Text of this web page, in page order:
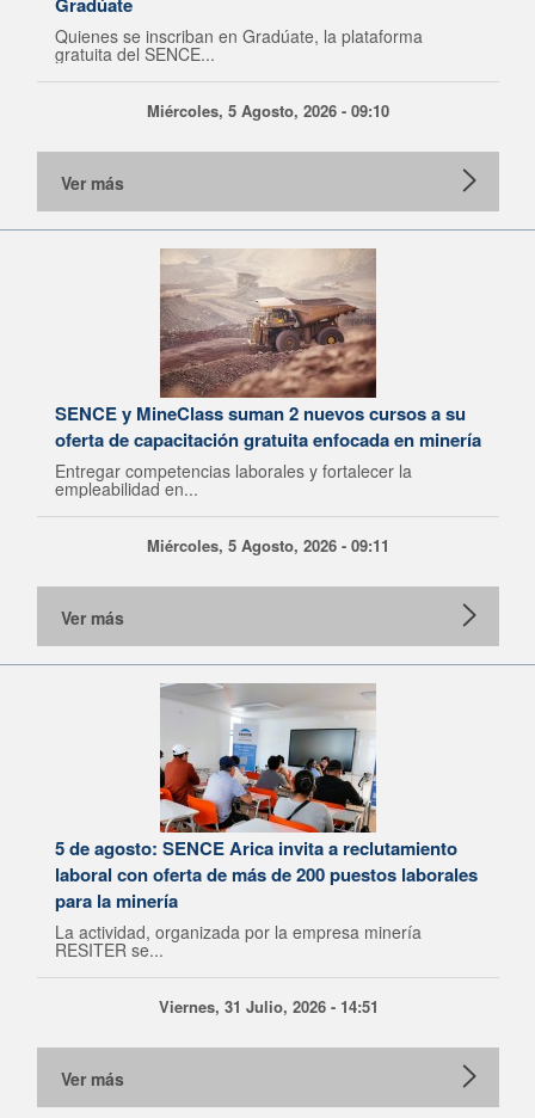
Quienes se inscriban en Gradúate, la plataforma
gratuita del SENCE...
Miércoles, 5 Agosto, 2026 - 09:10
Ver más
SENCE y MineClass suman 2 nuevos cursos a su
oferta de capacitación gratuita enfocada en minería
Entregar competencias laborales y fortalecer la
empleabilidad en...
Miércoles, 5 Agosto, 2026 - 09:11
Ver más
5 de agosto: SENCE Arica invita a reclutamiento
laboral con oferta de más de 200 puestos laborales
para la minería
La actividad, organizada por la empresa minería
RESITER se...
Viernes, 31 Julio, 2026 - 14:51
Ver más